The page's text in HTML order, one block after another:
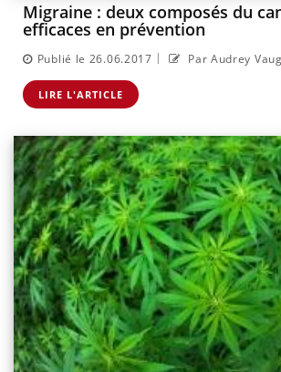
Migraine : deux composés du
efficaces en prévention
Publié le 26.06.2017 | Par Audrey
LIRE L'ARTICLE